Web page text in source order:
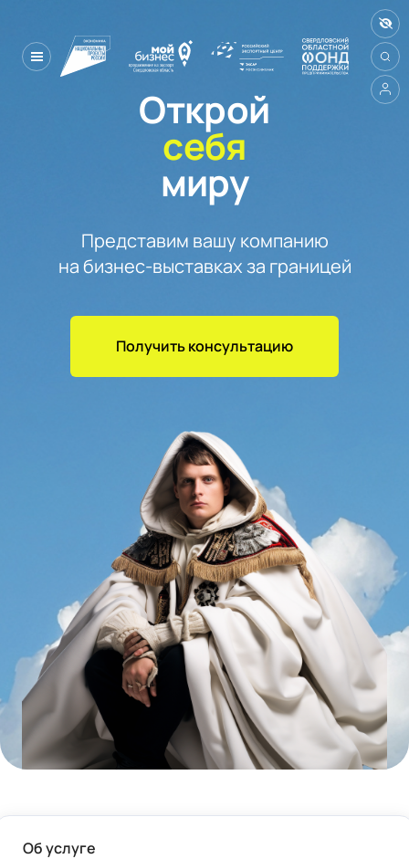
Открой
себя
миру
Представим вашу компанию
на бизнес-выставках за границей
Получить консультацию
Об услуге